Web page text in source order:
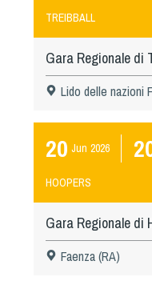
TREIBBALL
Gara Regionale di
Lido delle nazioni
20 Jun 2026
HOOPERS
Gara Regionale di
Faenza (RA)